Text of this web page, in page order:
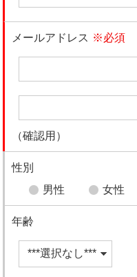
メールアドレス ※必須
（確認用）
性別
男性
女性
年齢